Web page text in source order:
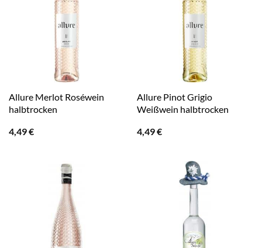
Allure Merlot Roséwein
halbtrocken
4,49€
Allure Pinot Grigio
Weißwein halbtrocken
4,49€